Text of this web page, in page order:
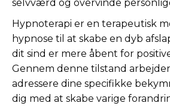
selvværd og overvinde
Hypnoterapi er en terapeutisk
hypnose til at skabe en dyb
dit sind er mere åbent for
Gennem denne tilstand
adressere dine specifikke
dig med at skabe varige